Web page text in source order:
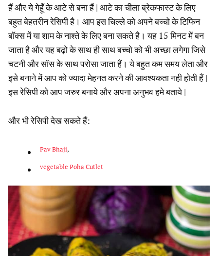
हैं और ये गेहूँ के आटे से बना हैं | आटे का चीला ब्रेकफास्ट के लिए
बहुत बेहतरीन रेसिपी है। आप इस चिल्ले को अपने बच्चो के टिफिन
बॉक्स में या शाम के नाश्ते के लिए बना सकते है। यह 15 मिनट में बन
जाता है और यह बढ़ो के साथ ही साथ बच्चो को भी अच्छा लगेगा जिसे
चटनी और सॉस के साथ परोसा जाता हैं। ये बहुत कम समय लेता और
इसे बनाने में आप को ज्यादा मेहनत करने की आवश्यकता नही होती हैं |
इस रेसिपी को आप जरुर बनाये और अपना अनुभव हमे बताये |
और भी रेसिपी देख सकते हैं:
Pav Bhaji,
vegetable Poha Cutlet